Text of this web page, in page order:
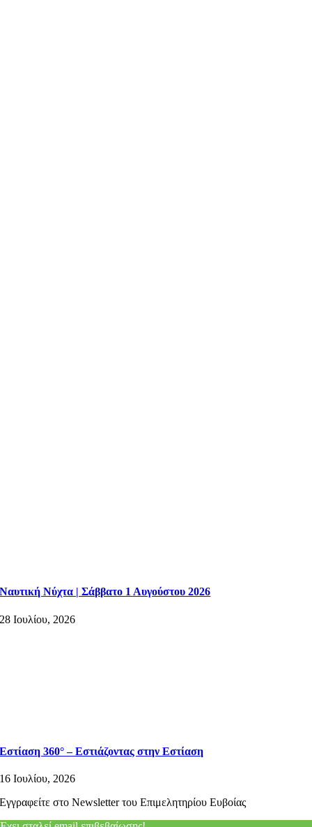
Ναυτική Νύχτα | Σάββατο 1 Αυγούστου 2026
28 Ιουλίου, 2026
Εστίαση 360° – Εστιάζοντας στην Εστίαση
16 Ιουλίου, 2026
Εγγραφείτε στο Newsletter του Επιμελητηρίου Ευβοίας